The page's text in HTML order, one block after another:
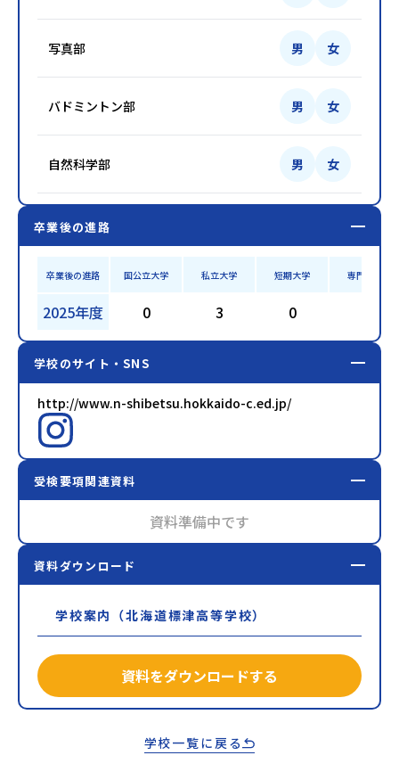
写真部 男 女
バドミントン部 男 女
自然科学部 男 女
卒業後の進路
卒業後の進路 国公立大学 私立大学 短期大学 専門学校
2025年度 0 3 0
学校のサイト・SNS
http://www.n-shibetsu.hokkaido-c.ed.jp/
受検要項関連資料
資料準備中です
資料ダウンロード
学校案内（北海道標津高等学校）
資料をダウンロードする
学校一覧に戻る